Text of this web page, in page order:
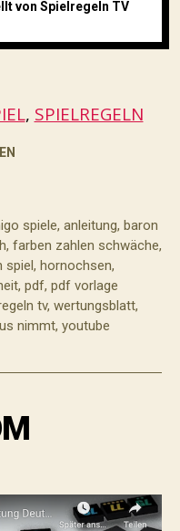
von Spielregeln TV
, SPIELREGELN
spiele, anleitung, baron
, farben zahlen schwäche,
spiel , hornochsen,
, pdf, pdf vorlage
tv, wertungsblatt,
nimmt, youtube